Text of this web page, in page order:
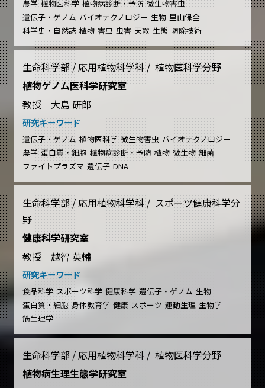
農学 植物医科学 植物病診断・予防 微生物害虫
遺伝子・ゲノム バイオテクノロジー 生物 里山保全
科学史・自然誌 植物 害虫 虫害 天敵 生態 防除技術
生命科学部 / 応用植物科学科 / 植物医科学分野
植物ゲノム医科学研究室
教授 大島 研郎
研究キーワード
遺伝子・ゲノム 植物医科学 微生物害虫 バイオテクノロジー
農学 蛋白質・細胞 植物病診断・予防 植物 微生物 細菌
ファイトプラズマ 遺伝子 DNA
生命科学部 / 応用植物科学科 / スポーツ健康科学分
野
健康科学研究室
教授 越智 英輔
研究キーワード
食品科学 スポーツ科学 健康科学 遺伝子・ゲノム 生物
蛋白質・細胞 身体教育学 健康 スポーツ 運動生理 生物学
筋生理学
生命科学部 / 応用植物科学科 / 植物医科学分野
植物病生理生態学研究室